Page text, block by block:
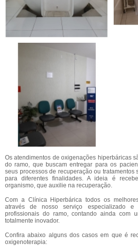
Os atendimentos de oxigenações hiperbáricas
do ramo, que buscam entregar para os
seus processos de recuperação ou tratamentos
para diferentes finalidades. A ideia é
organismo, que auxilie na recuperação.
Com a Clínica Hiperbárica todos os
através de nosso serviço especializado e
profissionais do ramo, contando ainda com
totalmente inovador.
Confira abaixo alguns dos casos em que é
oxigenoterapia: